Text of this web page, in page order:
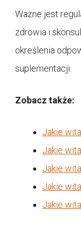
Ważne jest
zdrowia i
określenia
suplementacji.
Zobacz także:
Jakie
Jakie
Jakie
Jakie
Jakie